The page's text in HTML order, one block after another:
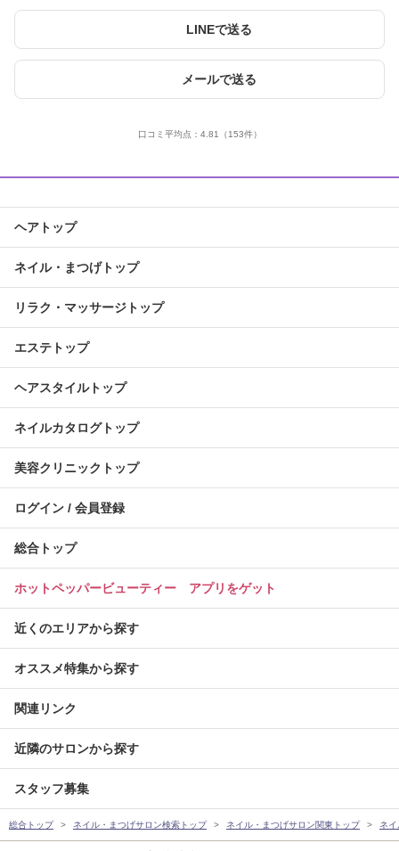
LINEで送る
メールで送る
口コミ平均点： 4.81 （153件）
ヘアトップ
ネイル・まつげトップ
リラク・マッサージトップ
エステトップ
ヘアスタイルトップ
ネイルカタログトップ
美容クリニックトップ
ログイン / 会員登録
総合トップ
ホットペッパービューティー アプリをゲット
近くのエリアから探す
オススメ特集から探す
関連リンク
近隣のサロンから探す
スタッフ募集
総合トップ ネイル・まつげサロン検索トップ ネイル・まつげサロン関東トップ ネ